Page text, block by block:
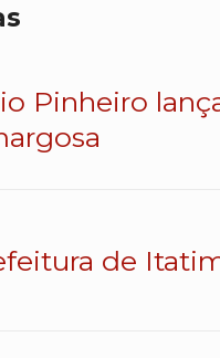
Pinheiro
de